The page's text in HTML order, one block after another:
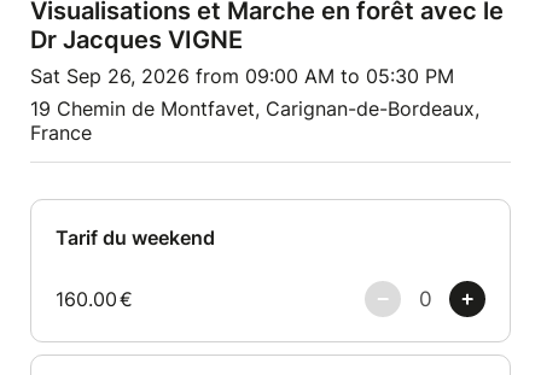
Visualisations et Marche en forêt avec le
Dr Jacques VIGNE
Sat Sep 26, 2026 from 09:00 AM to 05:30 PM
19 Chemin de Montfavet, Carignan-de-Bordeaux,
France
Tarif du weekend
160.00€